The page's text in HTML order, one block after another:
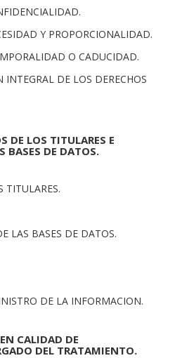
Y PROPORCIONALIDAD.
O CADUCIDAD.
INTEGRAL DE LOS DERECHOS
DE LOS TITULARES E
BASES DE DATOS.
TITULARES.
LAS BASES DE DATOS.
DE LA INFORMACION.
CALIDAD DE
DEL TRATAMIENTO.